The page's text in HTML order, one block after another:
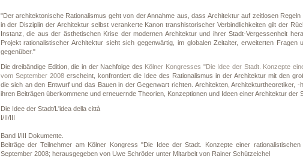
"Der architektonische Rationalismus geht von der Annahme aus, dass Architektur auf zeitlosen
in der Disziplin der Architektur selbst verankerte Kanon transhistorischer Verbindlichkeiten gilt der
Instanz, die aus der ästhetischen Krise der modernen Architektur und ihrer Stadt-Vergessenheit
Projekt rationalistischer Architektur sieht sich gegenwärtig, im globalen Zeitalter, erweiterten Fragen
gegenüber."
Die dreibändige Edition, die in der Nachfolge des Kölner Kongresses "Die Idee der Stadt. Konzepte
vom September 2008erscheint, konfrontiert die Idee des Rationalismus in der Architektur mit den
die sich an den Entwurf und das Bauen in der Gegenwart richten. Architekten, Architekturtheoretiker,
ihren Beiträgen überkommene und erneuernde Theorien, Konzeptionen und Ideen einer Architektur der
Die Idee der Stadt/L'idea della città
I/II/III
Band I/III Dokumente.
Beiträge der Teilnehmer am Kölner Kongress "Die Idee der Stadt. Konzepte einer
September 2008; herausgegeben von Uwe Schröder unter Mitarbeit von Rainer Schützeichel